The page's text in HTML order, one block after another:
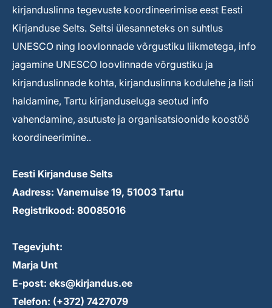
kirjanduslinna tegevuste koordineerimise eest Eesti
Kirjanduse Selts. Seltsi ülesanneteks on suhtlus
UNESCO ning loovlonnade võrgustiku liikmetega, info
jagamine UNESCO loovlinnade võrgustiku ja
kirjanduslinnade kohta, kirjanduslinna kodulehe ja listi
haldamine, Tartu kirjanduseluga seotud info
vahendamine, asutuste ja organisatsioonide koostöö
koordineerimine..
Eesti Kirjanduse Selts
Aadress: Vanemuise 19, 51003 Tartu
Registrikood: 80085016
Tegevjuht:
Marja Unt
E-post: eks@kirjandus.ee
Telefon: (+372) 7427079